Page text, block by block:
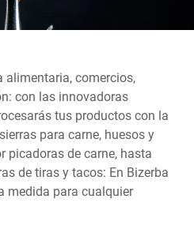
alimentaria, comercios,
con las innovadoras
tus productos con la
para carne, huesos y
picadoras de carne, hasta
de tiras y tacos: En Bizerba
medida para cualquier